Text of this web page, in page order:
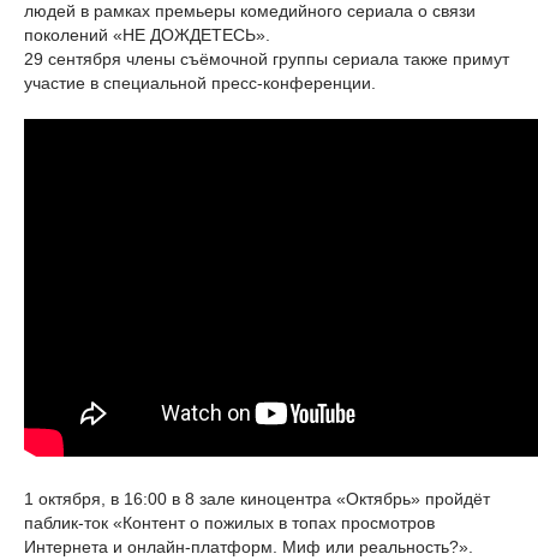
людей в рамках премьеры комедийного сериала о связи
поколений «НЕ ДОЖДЕТЕСЬ».
29 сентября члены съёмочной группы сериала также примут
участие в специальной пресс-конференции.
1 октября, в 16:00 в 8 зале киноцентра «Октябрь» пройдёт
паблик-ток «Контент о пожилых в топах просмотров
Интернета и онлайн-платформ. Миф или реальность?».